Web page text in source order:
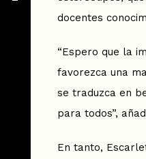
docentes
“Espero que la
favorezca una
se traduzca en
para todos”,
En tanto,